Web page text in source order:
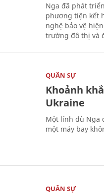
Nga đã phát
phương tiện kết
nghệ bảo vệ
trường đô thị và
QUÂN SỰ
Khoảnh
Ukraine
Một lính dù Nga
một máy bay
QUÂN SỰ